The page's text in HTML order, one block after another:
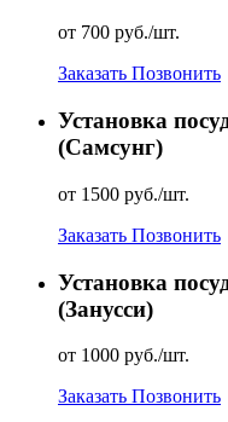
от 700 руб./шт.
Заказать Позвонить
Установка
(Самсунг)
от 1500 руб./шт.
Заказать Позвонить
Установка
(Занусси)
от 1000 руб./шт.
Заказать Позвонить